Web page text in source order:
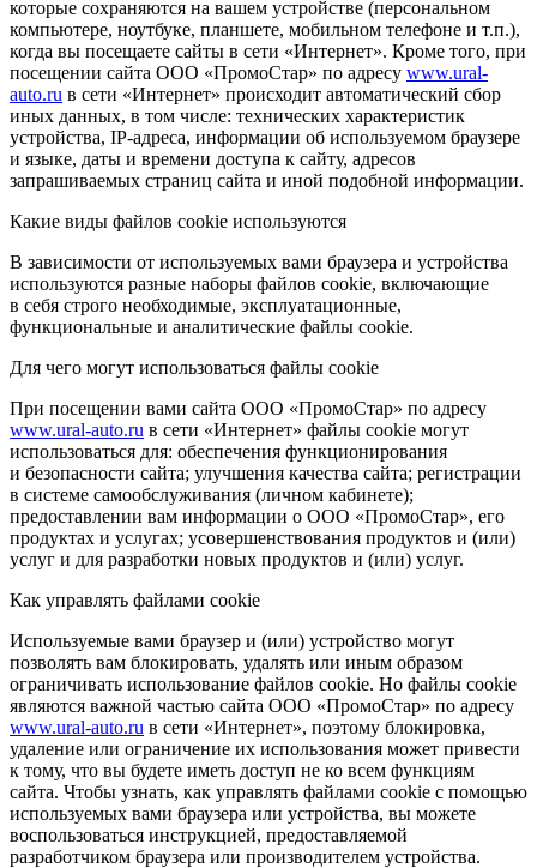
которые сохраняются на вашем устройстве (персональном
компьютере, ноутбуке, планшете, мобильном телефоне и т.п.),
когда вы посещаете сайты в сети «Интернет». Кроме того, при
посещении сайта ООО «ПромоСтар» по адресу www.ural-
auto.ru в сети «Интернет» происходит автоматический сбор
иных данных, в том числе: технических характеристик
устройства, IP-адреса, информации об используемом браузере
и языке, даты и времени доступа к сайту, адресов
запрашиваемых страниц сайта и иной подобной информации.
Какие виды файлов cookie используются
В зависимости от используемых вами браузера и устройства
используются разные наборы файлов cookie, включающие
в себя строго необходимые, эксплуатационные,
функциональные и аналитические файлы cookie.
Для чего могут использоваться файлы cookie
При посещении вами сайта ООО «ПромоСтар» по адресу
www.ural-auto.ru в сети «Интернет» файлы cookie могут
использоваться для: обеспечения функционирования
и безопасности сайта; улучшения качества сайта; регистрации
в системе самообслуживания (личном кабинете);
предоставлении вам информации о ООО «ПромоСтар», его
продуктах и услугах; усовершенствования продуктов и (или)
услуг и для разработки новых продуктов и (или) услуг.
Как управлять файлами cookie
Используемые вами браузер и (или) устройство могут
позволять вам блокировать, удалять или иным образом
ограничивать использование файлов cookie. Но файлы cookie
являются важной частью сайта ООО «ПромоСтар» по адресу
www.ural-auto.ru в сети «Интернет», поэтому блокировка,
удаление или ограничение их использования может привести
к тому, что вы будете иметь доступ не ко всем функциям
сайта. Чтобы узнать, как управлять файлами cookie с помощью
используемых вами браузера или устройства, вы можете
воспользоваться инструкцией, предоставляемой
разработчиком браузера или производителем устройства.